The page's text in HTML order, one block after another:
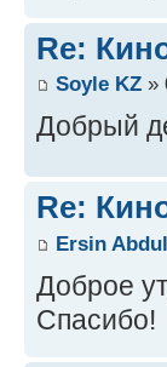
Re:
Soyle KZ »
Добрый
Re:
Ersin
Доброе
Спасибо!